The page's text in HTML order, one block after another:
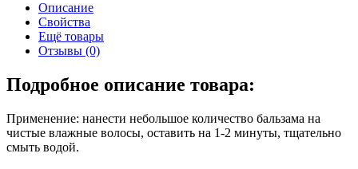
Описание
Свойства
Ещё товары
Отзывы (0)
Подробное описание товара:
Применение: нанести небольшое количество бальзама на
чистые влажные волосы, оставить на 1-2 минуты, тщательно
смыть водой.